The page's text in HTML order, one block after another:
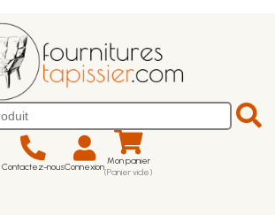
Contactez-nousConnexion Mon panier
(Panier vide)